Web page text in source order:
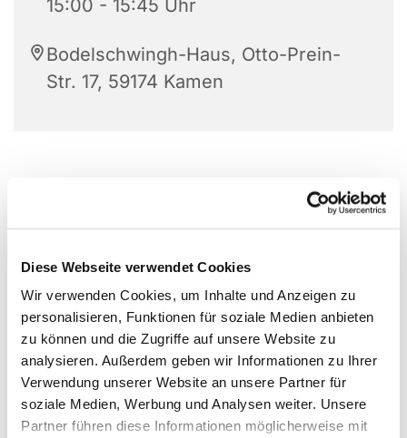
Diese Webseite verwendet Cookies
Wir verwenden Cookies, um Inhalte und Anzeigen zu
personalisieren, Funktionen für soziale Medien anbieten
zu können und die Zugriffe auf unsere Website zu
analysieren. Außerdem geben wir Informationen zu Ihrer
Verwendung unserer Website an unsere Partner für
soziale Medien, Werbung und Analysen weiter. Unsere
Partner führen diese Informationen möglicherweise mit
15:00 - 15:45 Uhr
Bodelschwingh-Haus, Otto-Prein-
Str. 17, 59174 Kamen